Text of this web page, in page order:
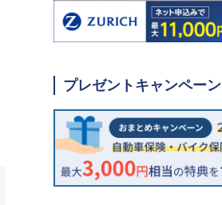
プレゼントキャンペーン